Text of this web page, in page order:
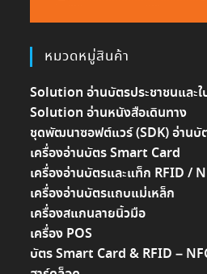
หมวดหมู่สินค้า
Solution อ่านบัตรประชาชนและ
Solution อ่านหนังสือเดินทาง
ชุดพัฒนาซอฟต์แวร์ (SDK) อ่านบั
เครื่องอ่านบัตร Smart Card
เครื่องอ่านบัตรและแท็ก RFID /
เครื่องอ่านบัตรแถบแม่เหล็ก
เครื่องสแกนลายนิ้วมือ
เครื่อง POS
บัตร Smart Card & RFID –